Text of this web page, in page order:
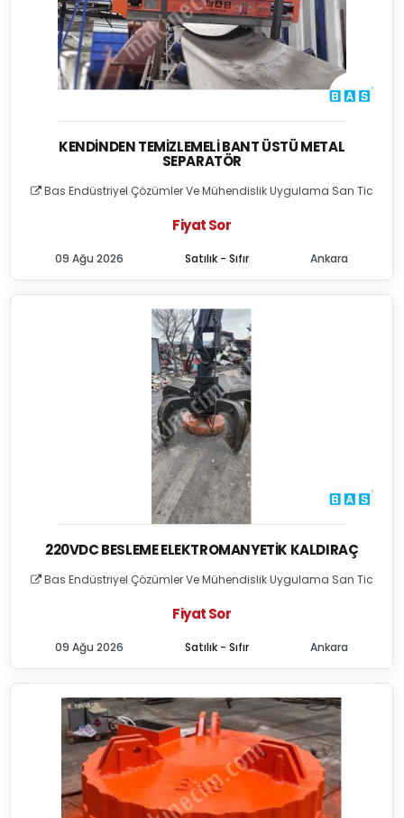
KENDINDEN TEMIZLEMELI BANT ÜSTÜ METAL
SEPARATÖR
Bas Endüstriyel Çözümler Ve Mühendislik Uygulama San Tic
Fiyat Sor
Satılık - Sıfır
09 Ağu 2026 Ankara
220VDC BESLEME ELEKTROMANYETIK KALDIRAÇ
Bas Endüstriyel Çözümler Ve Mühendislik Uygulama San Tic
Fiyat Sor
Satılık - Sıfır
09 Ağu 2026 Ankara